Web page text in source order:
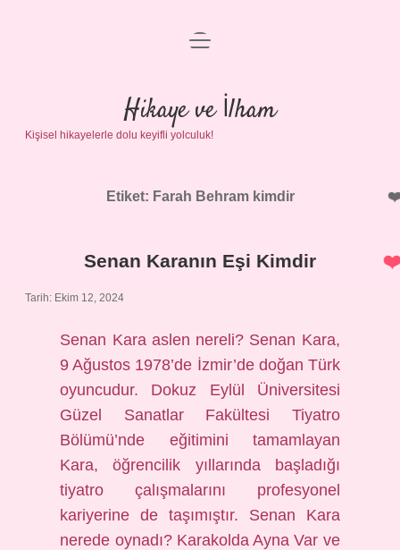
Anasayfa
Gizlilik Politikası
Yasal Uyarı
menüyü
Hikaye ve İlham
Kişisel hikayelerle dolu keyifli yolculuk!
Etiket: Farah Behram kimdir
Senan Karanın Eşi Kimdir
Tarih: Ekim 12, 2024
Senan Kara aslen nereli? Senan Kara,
9 Ağustos 1978’de İzmir’de doğan Türk
oyuncudur. Dokuz Eylül Üniversitesi
Güzel Sanatlar Fakültesi Tiyatro
Bölümü’nde eğitimini tamamlayan
Kara, öğrencilik yıllarında başladığı
tiyatro çalışmalarını profesyonel
kariyerine de taşımıştır. Senan Kara
nerede oynadı? Karakolda Ayna Var ve